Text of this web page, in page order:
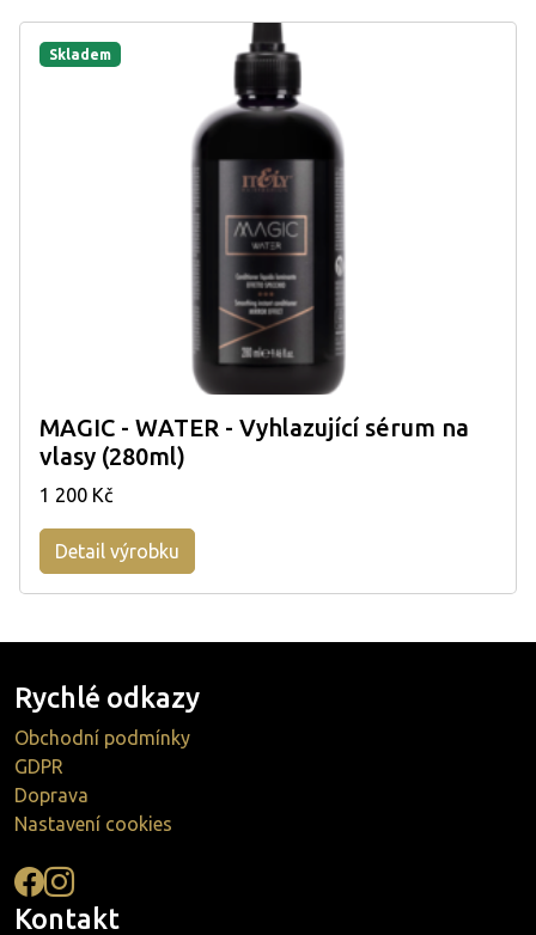
Skladem
MAGIC - WATER - Vyhlazující sérum na
vlasy (280ml)
1 200 Kč
Detail výrobku
Rychlé odkazy
Obchodní podmínky
GDPR
Doprava
Nastavení cookies
Kontakt